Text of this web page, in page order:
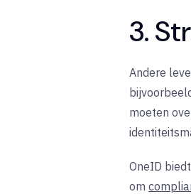
3.
Andere
moeten
OneID
om